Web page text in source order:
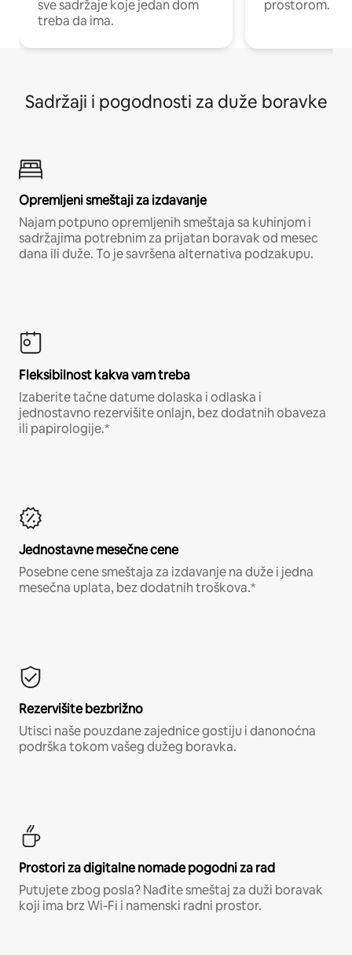
sve sadržaje koje jedan dom
treba da ima.
prostorom.
Sadržaji i pogodnosti za duže boravke
Opremljeni smeštaji za izdavanje
Najam potpuno opremljenih smeštaja sa kuhinjom i
sadržajima potrebnim za prijatan boravak od mesec
dana ili duže. To je savršena alternativa podzakupu.
Fleksibilnost kakva vam treba
Izaberite tačne datume dolaska i odlaska i
jednostavno rezervišite onlajn, bez dodatnih obaveza
ili papirologije.*
Jednostavne mesečne cene
Posebne cene smeštaja za izdavanje na duže i jedna
mesečna uplata, bez dodatnih troškova.*
Rezervišite bezbrižno
Utisci naše pouzdane zajednice gostiju i danonoćna
podrška tokom vašeg dužeg boravka.
Prostori za digitalne nomade pogodni za rad
Putujete zbog posla? Nađite smeštaj za duži boravak
koji ima brz Wi-Fi i namenski radni prostor.